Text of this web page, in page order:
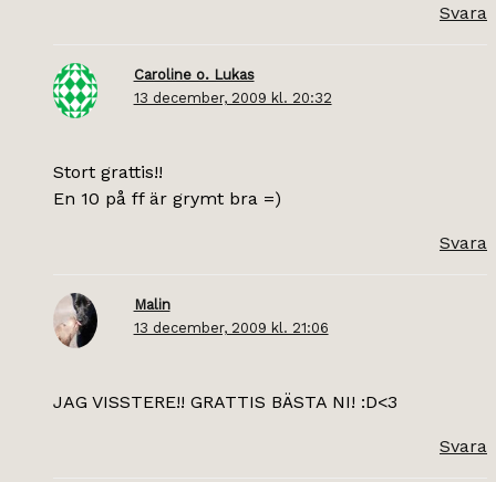
Svara
Caroline o. Lukas
13 december, 2009 kl. 20:32
Stort grattis!!
En 10 på ff är grymt bra =)
Svara
Malin
13 december, 2009 kl. 21:06
JAG VISSTERE!! GRATTIS BÄSTA NI! :D<3
Svara